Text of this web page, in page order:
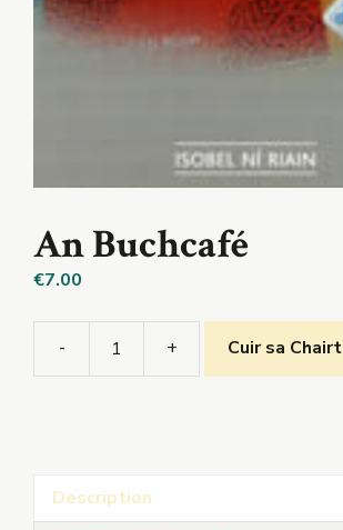
An Buchcafé
€7.00
- + Cuir sa Chairt
Description